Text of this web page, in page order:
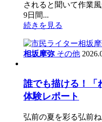
されると聞いて作業
9日間...
続きを見る
相坂摩弥 その他
誰でも描ける！「
体験レポート
弘前の夏を彩る弘前